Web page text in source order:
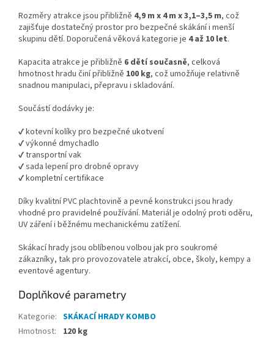
Rozměry atrakce jsou přibližně 4,9 m x 4 m x 3,1–3,5 m, což
zajišťuje dostatečný prostor pro bezpečné skákání i menší
skupinu dětí. Doporučená věková kategorie je 4 až 10 let.
Kapacita atrakce je přibližně 6 dětí současně, celková
hmotnost hradu činí přibližně 100 kg, což umožňuje relativně
snadnou manipulaci, přepravu i skladování.
Součástí dodávky je:
✔ kotevní kolíky pro bezpečné ukotvení
✔ výkonné dmychadlo
✔ transportní vak
✔ sada lepení pro drobné opravy
✔ kompletní certifikace
Díky kvalitní PVC plachtovině a pevné konstrukci jsou hrady
vhodné pro pravidelné používání. Materiál je odolný proti oděru,
UV záření i běžnému mechanickému zatížení.
Skákací hrady jsou oblíbenou volbou jak pro soukromé
zákazníky, tak pro provozovatele atrakcí, obce, školy, kempy a
eventové agentury.
Doplňkové parametry
Kategorie: SKÁKACÍ HRADY KOMBO
Hmotnost: 120 kg